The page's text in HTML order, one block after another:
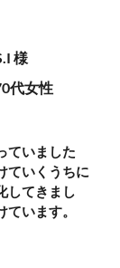
代女性
様
ていました
ていくうちに
してきまし
います。